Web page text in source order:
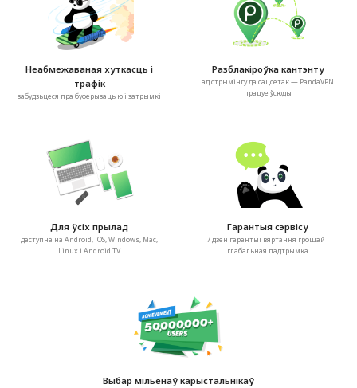
Неабмежаваная хуткасць і
трафік
забудзьцеся пра буферызацыю і затрымкі
Разблакіроўка кантэнту
ад стрымінгу да сацсетак — PandaVPN
працуе ўсюды
Для ўсіх прылад
даступна на Android, iOS, Windows, Mac,
Linux і Android TV
Гарантыя сэрвісу
7 дзён гарантыі вяртання грошай і
глабальная падтрымка
Выбар мільёнаў карыстальнікаў